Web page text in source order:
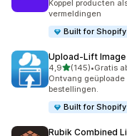
Koppel producten
vermeldingen
Built for Shopify
Upload‑Lift
4,9van 5 sterren
(145)
145 recensies in
•Gratis
Ontvang
bestellingen.
Built for Shopify
Rubik Combined